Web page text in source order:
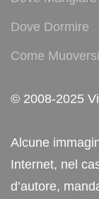
Dove Dormire
Come Muoversi
© 2008-2025
Alcune
Internet, nel
d’autore,